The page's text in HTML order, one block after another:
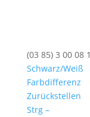
(03 85) 3 00 08
Schwarz/Weiß
Farbdifferenz
Zurückstellen
Strg –